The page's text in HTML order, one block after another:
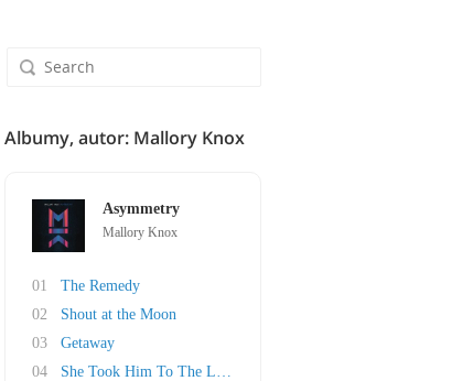
Albumy, autor: Mallory Knox
Asymmetry
Mallory Knox
01
The Remedy
02
Shout at the Moon
03
Getaway
04
She Took Him To The Lake